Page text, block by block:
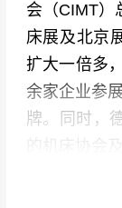
会（CIMT）
床展及北京
扩大一倍多
余家企业参
牌。同时，
展品涵盖从